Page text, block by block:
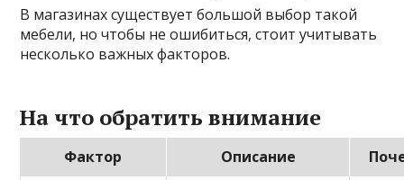
В магазинах существует большой выбор такой
мебели, но чтобы не ошибиться, стоит учитывать
несколько важных факторов.
На что обратить внимание
Фактор Описание